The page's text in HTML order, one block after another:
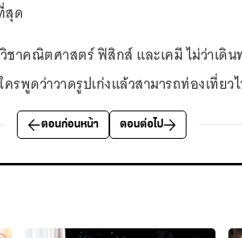
สุด
วิชาคณิตศาสตร์ ฟิสิกส์ และเคมี ไม่ว่าเดิ
รพูดว่าวาดรูปเก่งแล้วสามารถท่องเที่ย
ตอนก่อนหน้า ตอนต่อไป